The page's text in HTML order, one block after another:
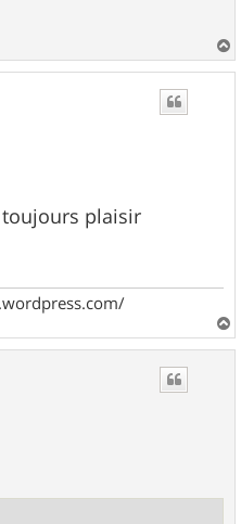
a
plaisir
a